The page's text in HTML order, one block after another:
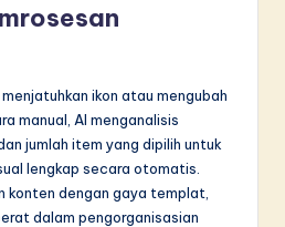
ikon atau mengubah
manual, AI menganalisis
jumlah item yang dipilih untuk
lengkap secara otomatis.
konten dengan gaya templat,
dalam pengorganisasian